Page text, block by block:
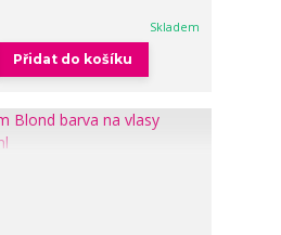
Skladem
Přidat do košíku